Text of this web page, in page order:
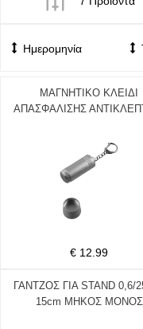
Ημερομηνία
ΜΑΓΝΗΤΙΚΟ ΚΛΕΙΔΙ
ΑΠΑΣΦΑΛΙΣΗΣ
€ 12.99
ΓΑΝΤΖΟΣ ΓΙΑ STAND 0,6/
15cm ΜΗΚΟΣ ΜΟΝΟΣ